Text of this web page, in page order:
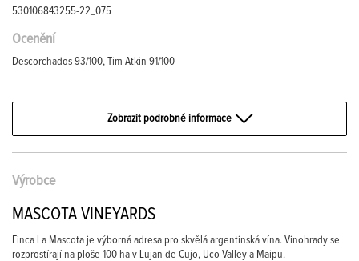
530106843255-22_075
Ocenění
Descorchados 93/100, Tim Atkin 91/100
Zobrazit podrobné informace
Výrobce
MASCOTA VINEYARDS
Finca La Mascota je výborná adresa pro skvělá argentinská vína. Vinohrady se
rozprostírají na ploše 100 ha v Lujan de Cujo, Uco Valley a Maipu.